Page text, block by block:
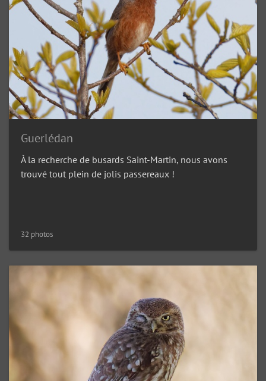
Guerlédan
À la recherche de busards Saint-Martin, nous avons
trouvé tout plein de jolis passereaux !
32 photos